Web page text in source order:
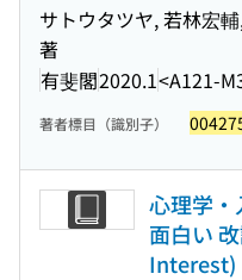
サトウタツヤ, 若林宏
著
有斐閣2020.1<A121-
著者標目（識別子）
心理学・
面白い
Interest)